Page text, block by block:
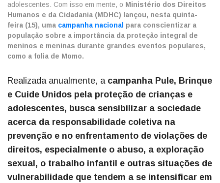
adolescentes. Com isso em mente, o Ministério dos Direitos
Humanos e da Cidadania (MDHC) lançou, nesta quinta-
feira (15), uma campanha nacional para conscientizar a
população sobre a importância da proteção integral de
meninos e meninas durante grandes eventos populares,
como a folia de Momo.
Realizada anualmente, a campanha Pule, Brinque
e Cuide Unidos pela proteção de crianças e
adolescentes, busca sensibilizar a sociedade
acerca da responsabilidade coletiva na
prevenção e no enfrentamento de violações de
direitos, especialmente o abuso, a exploração
sexual, o trabalho infantil e outras situações de
vulnerabilidade que tendem a se intensificar em